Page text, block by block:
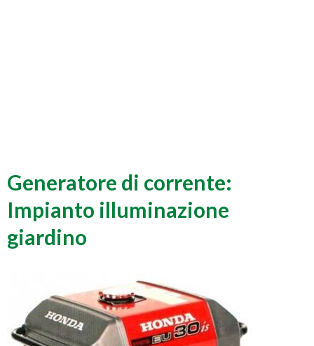
Generatore di corrente:
Impianto illuminazione
giardino